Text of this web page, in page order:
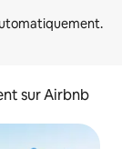
sur Airbnb